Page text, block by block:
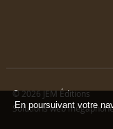
En poursuivant votre
© 2026 JEM Éditions
Solutions web